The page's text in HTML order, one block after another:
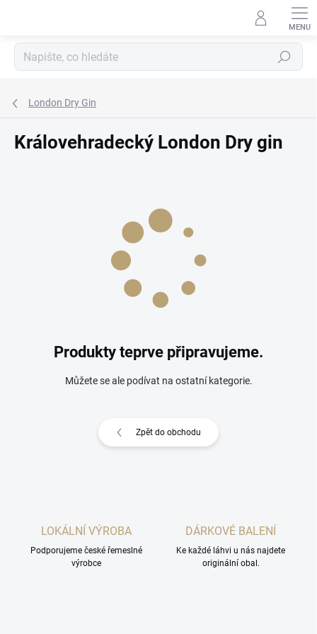
Hledat
London Dry Gin
Královehradecký London Dry gin
Produkty teprve připravujeme.
Můžete se ale podívat na ostatní kategorie.
Zpět do obchodu
LOKÁLNÍ VÝROBA
Podporujeme české řemeslné
výrobce
DÁRKOVÉ BALENÍ
Ke každé láhvi u nás najdete
originální obal.